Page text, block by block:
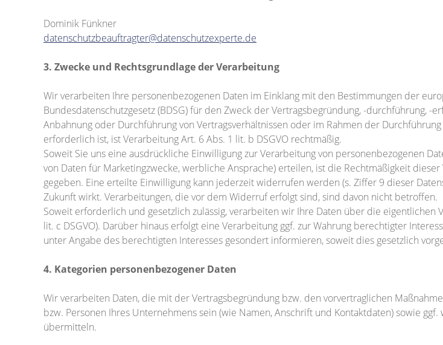
Dominik Fünkner
datenschutzbeauftragter@datenschutzexperte.de
3. Zwecke und Rechtsgrundlage der Verarbeitung
Wir verarbeiten Ihre personenbezogenen Daten im Einklang mit den Bestimmungen der
Bundesdatenschutzgesetz (BDSG) für den Zweck der Vertragsbegründung, -durchführung,
Anbahnung oder Durchführung von Vertragsverhältnissen oder im Rahmen der
erforderlich ist, ist Verarbeitung Art. 6 Abs. 1 lit. b DSGVO rechtmäßig.
Soweit Sie uns eine ausdrückliche Einwilligung zur Verarbeitung von personenbezogenen
von Daten für Marketingzwecke, werbliche Ansprache) erteilen, ist die Rechtmäßigkeit
gegeben. Eine erteilte Einwilligung kann jederzeit widerrufen werden (s. Ziffer 9 dieser
Zukunft wirkt. Verarbeitungen, die vor dem Widerruf erfolgt sind, sind davon nicht betroffen.
Soweit erforderlich und gesetzlich zulässig, verarbeiten wir Ihre Daten über die eigentlichen
lit. c DSGVO). Darüber hinaus erfolgt eine Verarbeitung ggf. zur Wahrung berechtigter
unter Angabe des berechtigten Interesses gesondert informieren, soweit dies gesetzlich
4. Kategorien personenbezogener Daten
Wir verarbeiten Daten, die mit der Vertragsbegründung bzw. den vorvertraglichen
bzw. Personen Ihres Unternehmens sein (wie Namen, Anschrift und Kontaktdaten) sowie
übermitteln.